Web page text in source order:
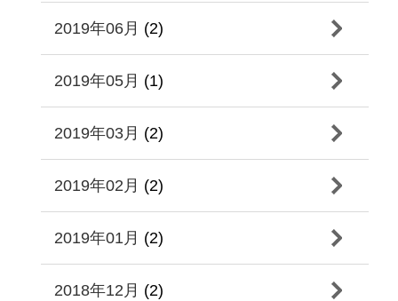
2019年06月 (2)
2019年05月 (1)
2019年03月 (2)
2019年02月 (2)
2019年01月 (2)
2018年12月 (2)